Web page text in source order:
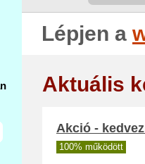
Lépjen a
Aktuális
Akció -
100% működött